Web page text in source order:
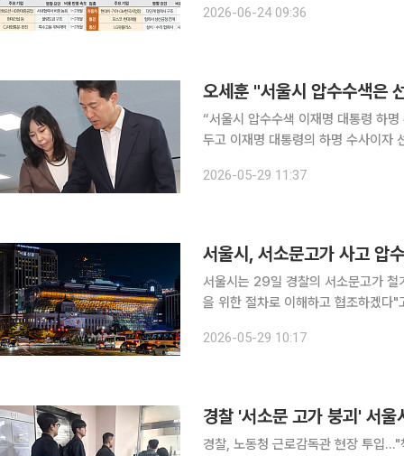
으로 이어진 사례는 극히 제한적인 것
2026-06-24 09:36
“서울시 압수수색 이재명 대통령 하명 수사” 오세훈 국민의힘 서울시장 후보가 서
두고 이재명 대통령의 하명 수사이자 선거 공작이라고 규
통령은 사실상의 하명 수사 지시를 내
2026-05-29 11:37
서울시, 서소문고가 사고 압
서울시는 29일 경찰의 서소문고가
을 위한 절차로 이해하고 협조하겠다"고 말했다. 시는 이날 입장문을 통해 "
"수사 기관은 시공사와 함께 발주 기
2026-05-29 10:17
경찰 '서소문 고가 붕괴' 서울
경찰, 노동청 근로감독관 현장 투입…"책임 신속 규명" 3명이 숨지